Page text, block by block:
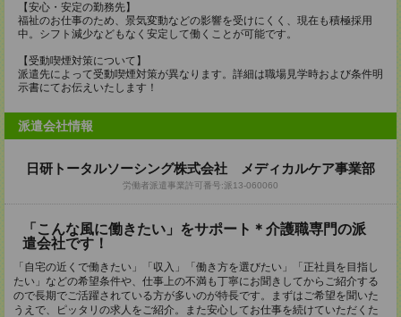
【安心・安定の勤務先】
福祉のお仕事のため、景気変動などの影響を受けにくく、現在も積極採用
中。シフト減少などもなく安定して働くことが可能です。
【受動喫煙対策について】
派遣先によって受動喫煙対策が異なります。詳細は職場見学時および条件明
示書にてお伝えいたします！
派遣会社情報
日研トータルソーシング株式会社 メディカルケア事業部
労働者派遣事業許可番号:派13-060060
「こんな風に働きたい」をサポート＊介護職専門の派
遣会社です！
「自宅の近くで働きたい」「収入」「働き方を選びたい」「正社員を目指し
たい」などの希望条件や、仕事上の不満も丁寧にお聞きしてからご紹介する
ので長期でご活躍されている方が多いのが特長です。まずはご希望を聞いた
うえで、ピッタリの求人をご紹介。また安心してお仕事を続けていただくた